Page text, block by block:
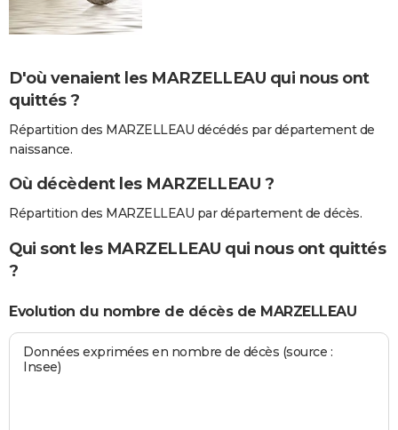
D'où venaient les MARZELLEAU qui nous ont
quittés ?
Répartition des MARZELLEAU décédés par département de
naissance.
Où décèdent les MARZELLEAU ?
Répartition des MARZELLEAU par département de décès.
Qui sont les MARZELLEAU qui nous ont quittés
?
Evolution du nombre de décès de MARZELLEAU
Données exprimées en nombre de décès (source :
Insee)